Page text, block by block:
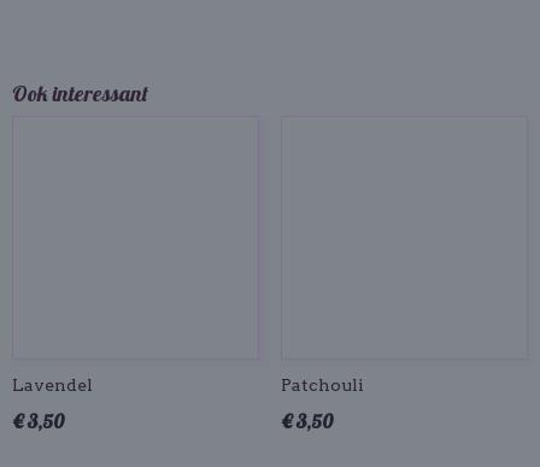
Ook interessant
Lavendel
€ 3,50
Patchouli
€ 3,50